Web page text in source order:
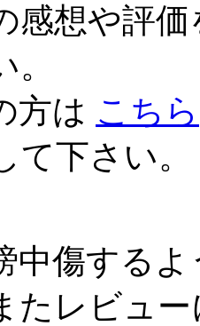
感想や評価
方は こちら
て下さい。
中傷するよ
たレビュー